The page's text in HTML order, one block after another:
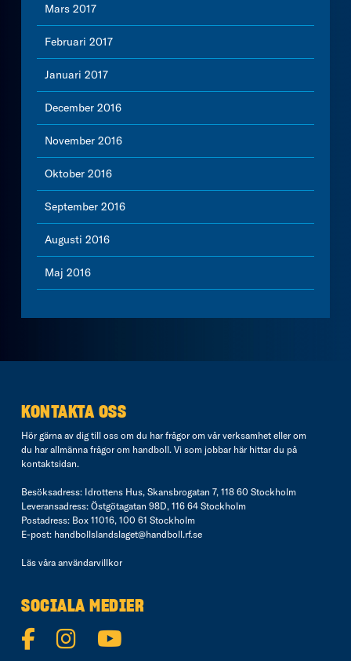
Mars 2017
Februari 2017
Januari 2017
December 2016
November 2016
Oktober 2016
September 2016
Augusti 2016
Maj 2016
KONTAKTA OSS
Hör gärna av dig till oss om du har frågor om vår verksamhet eller om
du har allmänna frågor om handboll. Vi som jobbar här hittar du på
kontaktsidan.
Besöksadress: Idrottens Hus, Skansbrogatan 7, 118 60 Stockholm
Leveransadress: Östgötagatan 98D, 116 64 Stockholm
Postadress: Box 11016, 100 61 Stockholm
E-post: handbollslandslaget@handboll.rf.se
Läs våra användarvillkor
SOCIALA MEDIER